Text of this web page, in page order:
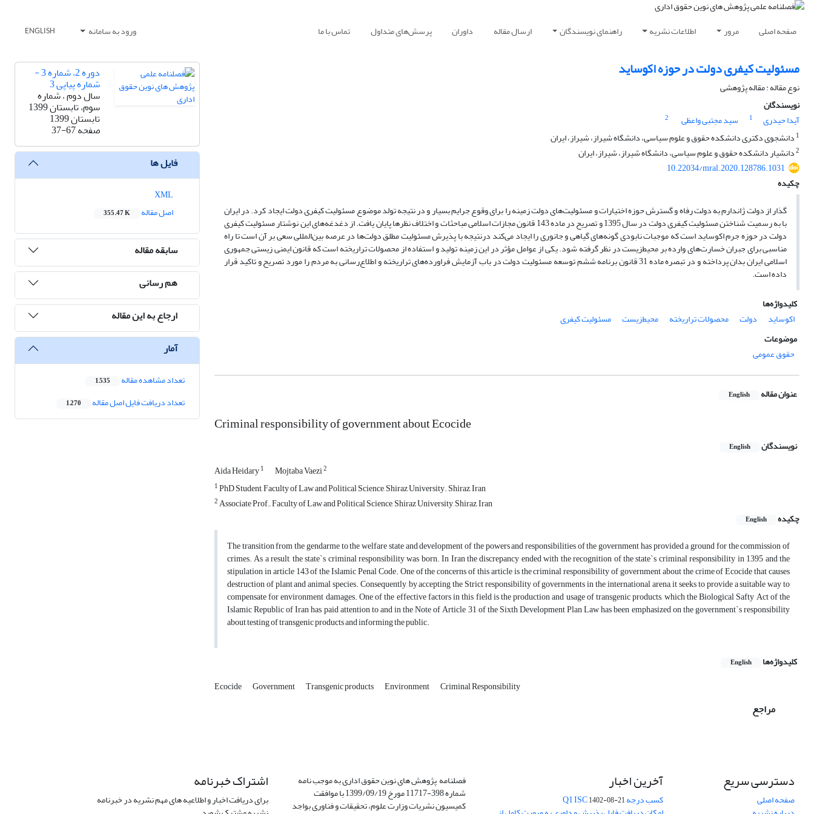
صفحه اصلی مرور اطلاعات نشریه راهنمای نویسندگان ارسال مقاله داوران پرسش‌های متداول تماس با ما ورود به سامانه ENGLISH
مسئولیت کیفری دولت در حوزه اکوساید
نوع مقاله : مقاله پژوهشی
نویسندگان
آیدا حیدری
1 سید مجتبی واعظی
2
1 دانشجوی دکتری دانشکده حقوق و علوم سیاسی، دانشگاه شیراز، شیراز، ایران
2دانشیار دانشکده حقوق و علوم سیاسی، دانشگاه شیراز، شیراز، ایران
10.22034/mral.2020.128786.1031
چکیده
گذار از دولت ژاندارم به دولت رفاه و گسترش حوزه اختیارات و مسئولیت‌های دولت‌ زمینه را برای وقوع جرایم بسیار و در نتیجه تولد موضوع مسئولیت کیفری دولت ایجاد کرد. در ایران
با به رسمیت شناختن مسئولیت کیفری دولت در سال 1395 و تصریح در ماده 143 قانون مجازات اسلامی مباحثات و اختلاف نظرها پایان یافت. از دغدغه‌های این نوشتار مسئولیت کیفری
دولت در حوزه جرم اکوساید است که موجبات نابودی گونه‌های گیاهی و جانوری را ایجاد می‌کند درنتیجه با پذیرش مسئولیت مطلق دولت‌ها در عرصه بین‌المللی سعی بر آن است تا راه
مناسبی برای جبران خسارت‌های وارده بر محیط‌زیست در نظر گرفته شود. یکی از عوامل مؤثر در این زمینه تولید و استفاده از محصولات تراریخته است که قانون ایمنی زیستی جمهوری
اسلامی ایران بدان پرداخته و در تبصره ماده 31 قانون برنامه ششم توسعه مسئولیت دولت در باب آزمایش فراورده‌های تراریخته و اطلاع‌رسانی به مردم را مورد تصریح و تاکید قرار
داده است.
کلیدواژه‌ها
اکوساید
دولت محصولات تراریخته محیط‌زیست
مسئولیت کیفری
موضوعات
حقوق عمومی
عنوان مقاله English
Criminal responsibility of government about Ecocide
نویسندگان English
Aida Heidary1 Mojtaba Vaezi2
1PhD Student, Faculty of Law and Political Science, Shiraz University. Shiraz, Iran
2Associate Prof., Faculty of Law and Political Science, Shiraz University, Shiraz, Iran
چکیده
English
The transition from the gendarme to the welfare state and development of the powers and responsibilities of the government has provided a ground for the commission of
crimes. As a result, the state`s criminal responsibility was born. In Iran the discrepancy ended with the recognition of the state`s criminal responsibility in 1395 and the
stipulation in article 143 of the Islamic Penal Code. One of the concerns of this article is the criminal responsibility of government about the crime of Ecocide that causes
destruction of plant and animal species. Consequently, by accepting the Strict responsibility of governments in the international arena, it seeks to provide a suitable way to
compensate for environment damages. One of the effective factors in this field is the production and usage of transgenic products, which the Biological Safty Act of the
Islamic Republic of Iran has paid attention to and in the Note of Article 31 of the Sixth Development Plan Law has been emphasized on the government`s responsibility
about testing of transgenic products and informing the public.
کلیدواژه‌ها English
Ecocide Government Transgenic products Environment Criminal Responsibility
مراجع
دوره 2، شماره 3 -
شماره پیاپی 3
سال دوم ، شماره
سوم، تابستان 1399
تابستان 1399
صفحه37-67
فایل ها
اصل مقاله
355.47 K
سابقه مقاله
هم رسانی
ارجاع به این مقاله
آمار
تعداد مشاهده مقاله 1,535
تعداد دریافت فایل اصل مقاله 1,270
دسترسی سریع
صفحه اصلی
آخرین اخبار
کسب درجه Q1 ISC1402-08-21
فصلنامه پژوهش های نوین حقوق اداری به موجب نامه
شماره 398-11717 مورخ 1399/09/19 با موافقت
کمیسیون نشریات وزارت علوم، تحقیقات و فناوری بواجد
اشتراک خبرنامه
برای دریافت اخبار و اطلاعیه های مهم نشریه در خبرنامه